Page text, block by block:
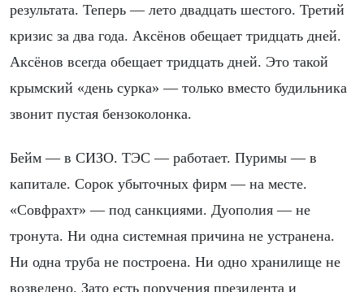
результата. Теперь — лето двадцать шестого. Третий
кризис за два года. Аксёнов обещает тридцать дней.
Аксёнов всегда обещает тридцать дней. Это такой
крымский «день сурка» — только вместо будильника
звонит пустая бензоколонка.
Бейм — в СИЗО. ТЭС — работает. Пуримы — в
капитале. Сорок убыточных фирм — на месте.
«Совфрахт» — под санкциями. Дуополия — не
тронута. Ни одна системная причина не устранена.
Ни одна труба не построена. Ни одно хранилище не
возведено. Зато есть поручения президента и